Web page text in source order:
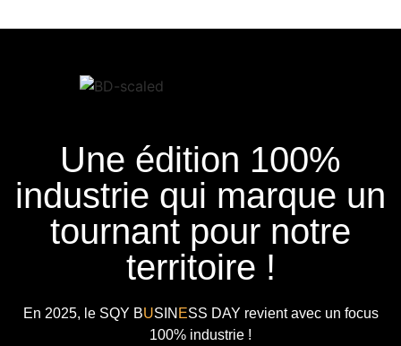
Une édition 100%
industrie qui marque un
tournant pour notre
territoire !
En 2025, le SQY BUSIN ESS DAY revient avec un focus
100% industrie !